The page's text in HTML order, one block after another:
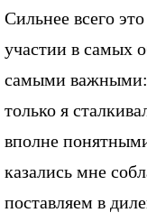
Сильнее всего
участии в самых
самыми важными:
только я
вполне
казались мне
поставляем в